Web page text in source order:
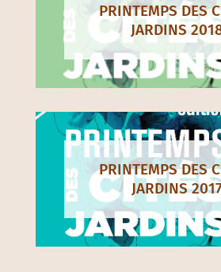
PRINTEMPS DES
JARDINS
PRINTEMPS DES
JARDINS